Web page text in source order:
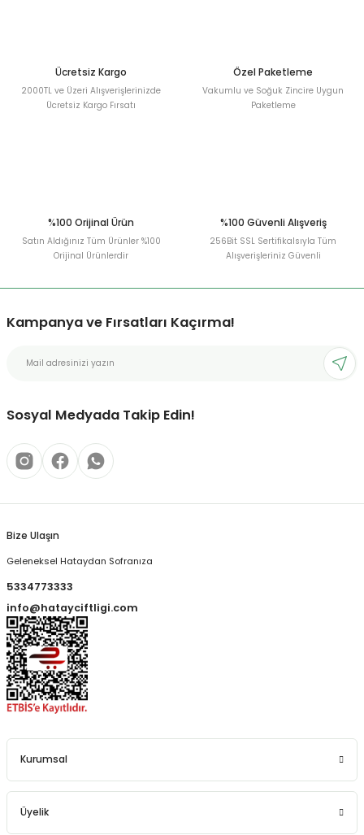
Ücretsiz Kargo
2000TL ve Üzeri Alışverişlerinizde
Ücretsiz Kargo Fırsatı
Özel Paketleme
Vakumlu ve Soğuk Zincire Uygun
Paketleme
%100 Orijinal Ürün
Satın Aldığınız Tüm Ürünler %100
Orijinal Ürünlerdir
%100 Güvenli Alışveriş
256Bit SSL Sertifikalsıyla Tüm
Alışverişleriniz Güvenli
Kampanya ve Fırsatları Kaçırma!
Sosyal Medyada Takip Edin!
Bize Ulaşın
Geleneksel Hataydan Sofranıza
5334773333
info@hatayciftligi.com
Kurumsal
Üyelik